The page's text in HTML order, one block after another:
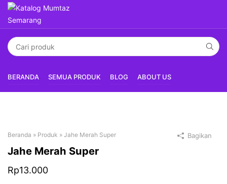
BERANDA SEMUA PRODUK BLOG ABOUT US
Beranda » Produk » Jahe Merah Super
Jahe Merah Super
Rp13.000
Bagikan